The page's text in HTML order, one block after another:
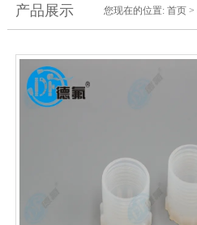
产品展示 您现在的位置: 首页 >